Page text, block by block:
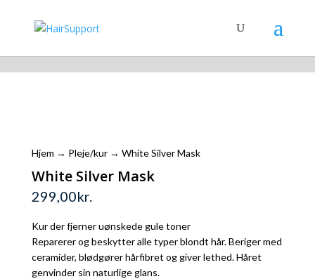
Hjem → Pleje/kur→ White Silver Mask
White Silver Mask
299,00kr.
Kur der fjerner uønskede gule toner
Reparerer og beskytter alle typer blondt hår. Beriger med
ceramider, blødgører hårfibret og giver lethed. Håret
genvinder sin naturlige glans.